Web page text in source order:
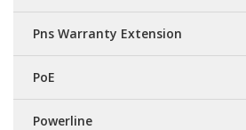
Pns Warranty Extension
PoE
Powerline